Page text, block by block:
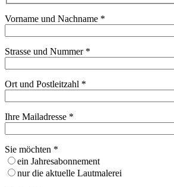
Vorname und Nachname *
Strasse und Nummer *
Ort und Postleitzahl *
Ihre Mailadresse *
Sie möchten *
ein Jahresabonnement
nur die aktuelle Lautmalerei